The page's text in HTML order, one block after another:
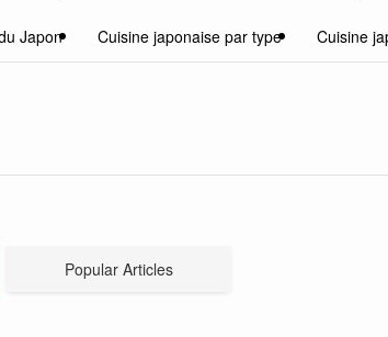
Japon Cuisine japonaise par type Cuisine
Popular Articles